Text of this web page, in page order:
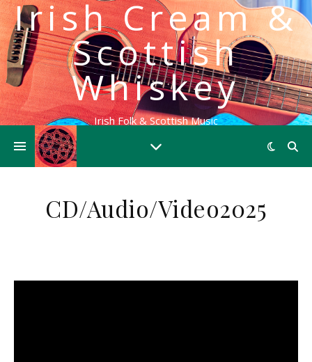
Irish Cream &
Scottish
Whiskey
Irish Folk & Scottish Music
CD/Audio/Video2025